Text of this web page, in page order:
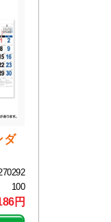
ダ
100
円